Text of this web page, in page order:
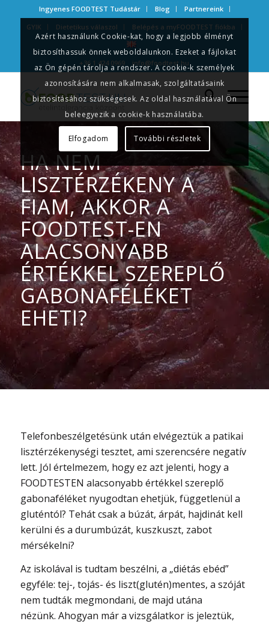
Ingyenes FOODTEST Tudástár Blog
Partnereink
GYIK
Dietetikus válaszol Belépés a myFOODTEST fiókba
+36 1 424 0969 info@foodtest.hu
HA NEM
LISZTÉRZÉKENY A
FIAM, AKKOR A
FOODTEST-EN
ALACSONYABB
ÉRTÉKKEL SZEREPLŐ
GABONAFÉLÉKET
EHETI?
Telefonbeszélgetésünk után elvégeztük a patikai
lisztérzékenységi tesztet, ami szerencsére negatív
lett. Jól értelmezem, hogy ez azt jelenti, hogy a
FOODTESTEN alacsonyabb értékkel szereplő
gabonaféléket nyugodtan ehetjük, függetlenül a
gluténtól? Tehát csak a búzát, árpát, hajdinát kell
kerülni és a durumbúzát, kuszkuszt, zabot
mérsékelni?
Az iskolával is tudtam beszélni, a „diétás ebéd”
egyféle: tej-, tojás- és liszt(glutén)mentes, a szóját
nem tudták megmondani, de majd utána
nézünk. Ahogyan már a vizsgálatkor is jeleztük,
Azért használunk Cookie-kat, hogy a legjobb élményt
biztosíthassuk önnek weboldalunkon. Ezeket a fájlokat
az Ön gépén tárolja a rendszer. A cookie-k személyek
azonosítására nem alkalmasak, szolgáltatásaink
biztosításához szükségesek. Az oldal használatával Ön
beleegyezik a cookie-k használatába.
Elfogadom További részletek